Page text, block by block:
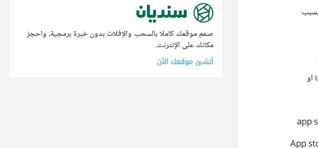
صمم موقعك كاملا بالسحب والإفلات بدون خبرة برمجية، واحجز
مكانك على الإنترنت.
أنشئ موقعك الآن